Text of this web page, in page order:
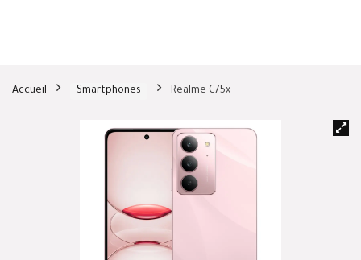
Accueil Smartphones Realme C75x